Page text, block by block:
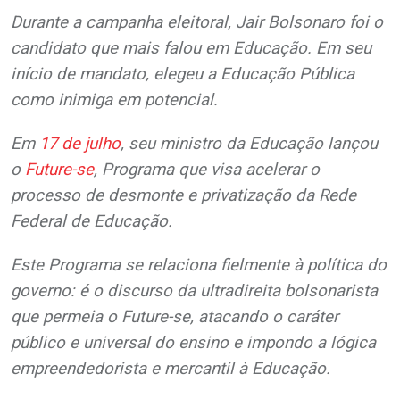
Durante a campanha eleitoral, Jair Bolsonaro foi o
candidato que mais falou em Educação. Em seu
início de mandato, elegeu a Educação Pública
como inimiga em potencial.
Em 17 de julho, seu ministro da Educação lançou
o Future-se, Programa que visa acelerar o
processo de desmonte e privatização da Rede
Federal de Educação.
Este Programa se relaciona fielmente à política do
governo: é o discurso da ultradireita bolsonarista
que permeia o Future-se, atacando o caráter
público e universal do ensino e impondo a lógica
empreendedorista e mercantil à Educação.